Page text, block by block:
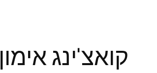
קואצ'ינג אימון